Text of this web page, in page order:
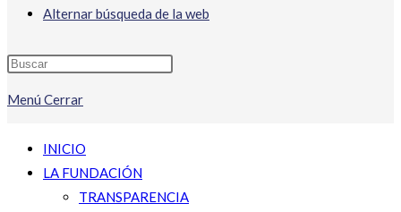
Alternar búsqueda de la web
Menú Cerrar
INICIO
LA FUNDACIÓN
TRANSPARENCIA